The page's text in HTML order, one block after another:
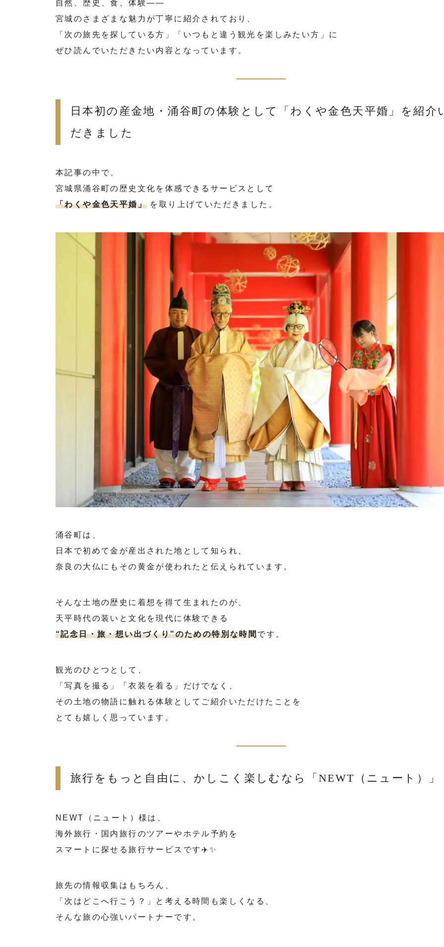
自然、歴史、食、体験――
宮城のさまざまな魅力が丁寧に紹介されており、
「次の旅先を探している方」「いつもと違う観光を楽しみたい方」に
ぜひ読んでいただきたい内容となっています。
日本初の産金地・涌谷町の体験として「わくや金色天平婚」を紹介
だきました
本記事の中で、
宮城県涌谷町の歴史文化を体感できるサービスとして
「わくや金色天平婚」 を取り上げていただきました。
涌谷町は、
日本で初めて金が産出された地として知られ、
奈良の大仏にもその黄金が使われたと伝えられています。
そんな土地の歴史に着想を得て生まれたのが、
天平時代の装いと文化を現代に体験できる
“記念日・旅・想い出づくり”のための特別な時間です。
観光のひとつとして、
「写真を撮る」「衣装を着る」だけでなく、
その土地の物語に触れる体験としてご紹介いただけたことを
とても嬉しく思っています。
旅行をもっと自由に、かしこく楽しむなら「NEWT（ニュート）」
NEWT（ニュート）様は、
海外旅行・国内旅行のツアーやホテル予約を
スマートに探せる旅行サービスです✈️✨
旅先の情報収集はもちろん、
「次はどこへ行こう？」と考える時間も楽しくなる、
そんな旅の心強いパートナーです。